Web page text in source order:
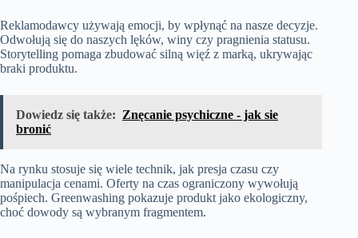
Reklamodawcy używają emocji, by wpłynąć na nasze decyzje.
Odwołują się do naszych lęków, winy czy pragnienia statusu.
Storytelling pomaga zbudować silną więź z marką, ukrywając
braki produktu.
Dowiedz się także: Znęcanie psychiczne - jak sie
bronić
Na rynku stosuje się wiele technik, jak presja czasu czy
manipulacja cenami. Oferty na czas ograniczony wywołują
pośpiech. Greenwashing pokazuje produkt jako ekologiczny,
choć dowody są wybranym fragmentem.